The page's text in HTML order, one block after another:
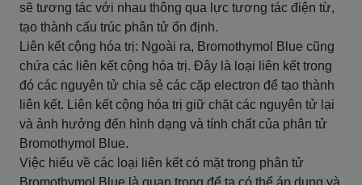
sẽ tương tác với nhau thông qua lực tương tác điện từ,
tạo thành cấu trúc phân tử ổn định.
Liên kết cộng hóa trị: Ngoài ra, Bromothymol Blue cũng
chứa các liên kết cộng hóa trị. Đây là loại liên kết trong
đó các nguyên tử chia sẻ các cặp electron để tạo thành
liên kết. Liên kết cộng hóa trị giữ chặt các nguyên tử lại
và ảnh hưởng đến hình dạng và tính chất của phân tử
Bromothymol Blue.
Việc hiểu về các loại liên kết có mặt trong phân tử
Bromothymol Blue là quan trọng để ta có thể áp dụng và